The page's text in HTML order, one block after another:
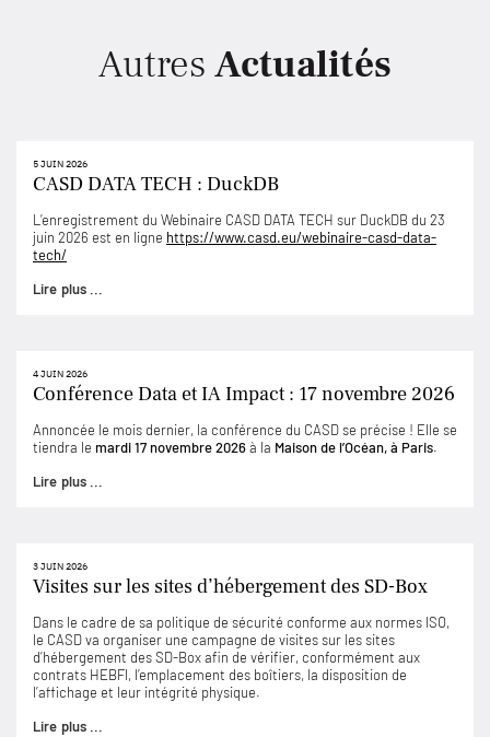
Autres Actualités
5 JUIN 2026
CASD DATA TECH : DuckDB
L’enregistrement du Webinaire CASD DATA TECH sur DuckDB du 23
juin 2026 est en ligne https://www.casd.eu/webinaire-casd-data-
tech/
Lire plus ...
4 JUIN 2026
Conférence Data et IA Impact : 17 novembre 2026
Annoncée le mois dernier, la conférence du CASD se précise ! Elle se
tiendra le mardi 17 novembre 2026à la Maison de l’Océan, à Paris.
Lire plus ...
3 JUIN 2026
Visites sur les sites d’hébergement des SD-Box
Dans le cadre de sa politique de sécurité conforme aux normes ISO,
le CASD va organiser une campagne de visites sur les sites
d’hébergement des SD-Box afin de vérifier, conformément aux
contrats HEBFI, l’emplacement des boîtiers, la disposition de
l’affichage et leur intégrité physique.
Lire plus ...